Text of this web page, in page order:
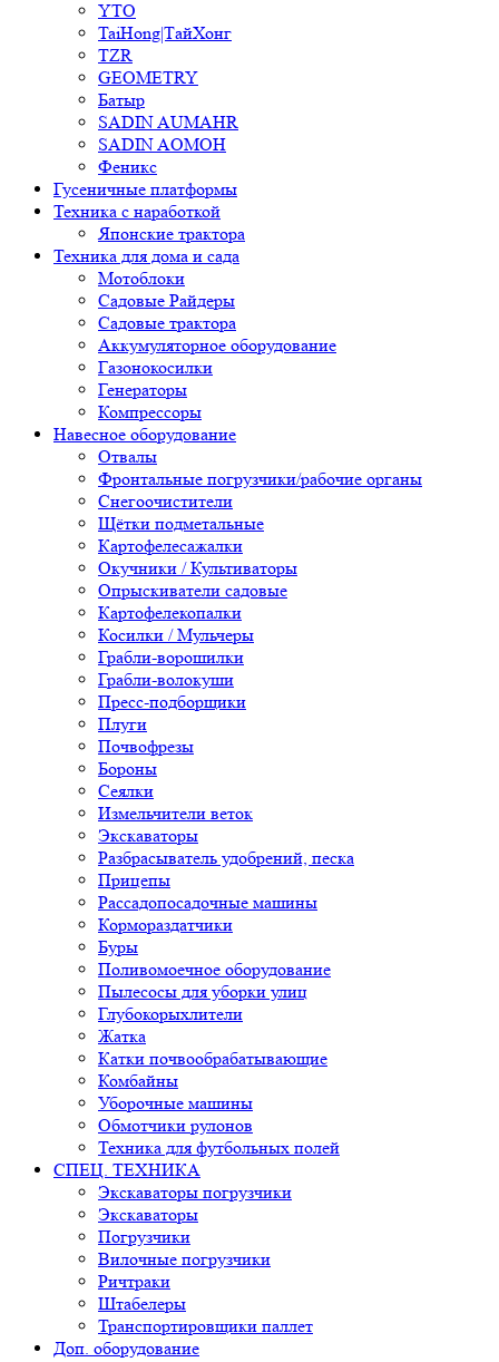
YTO
TaiHong|ТайХонг
TZR
GEOMETRY
Батыр
SADIN AUMAHR
SADIN AOMOH
Феникс
Гусеничные платформы
Техника с наработкой
Японские трактора
Техника для дома и сада
Мотоблоки
Садовые Райдеры
Садовые трактора
Аккумуляторное оборудование
Газонокосилки
Генераторы
Компрессоры
Навесное оборудование
Отвалы
Фронтальные погрузчики/рабочие органы
Снегоочистители
Щётки подметальные
Картофелесажалки
Окучники / Культиваторы
Опрыскиватели садовые
Картофелекопалки
Косилки / Мульчеры
Грабли-ворошилки
Грабли-волокуши
Пресс-подборщики
Плуги
Почвофрезы
Бороны
Сеялки
Измельчители веток
Экскаваторы
Разбрасыватель удобрений, песка
Прицепы
Рассадопосадочные машины
Кормораздатчики
Буры
Поливомоечное оборудование
Пылесосы для уборки улиц
Глубокорыхлители
Жатка
Катки почвообрабатывающие
Комбайны
Уборочные машины
Обмотчики рулонов
Техника для футбольных полей
СПЕЦ. ТЕХНИКА
Экскаваторы погрузчики
Экскаваторы
Погрузчики
Вилочные погрузчики
Ричтраки
Штабелеры
Транспортировщики паллет
Доп. оборудование